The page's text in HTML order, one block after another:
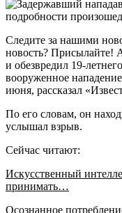
Следите за нашими
новость? Присылайте!
и обезвредил 19-
вооруженное
июня, рассказал
По его словам, он
услышал взрыв.
Сейчас читают:
Искусственный
принимать…
Осознанное